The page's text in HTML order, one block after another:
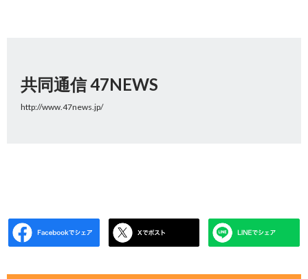
共同通信 47NEWS
http://www.47news.jp/